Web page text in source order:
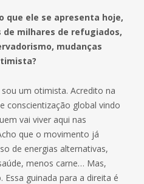
que ele se apresenta hoje,
milhares de refugiados,
mudanças
um otimista. Acredito na
conscientização global vindo
vai viver aqui nas
que o movimento já
de energias alternativas,
menos carne… Mas,
guinada para a direita é